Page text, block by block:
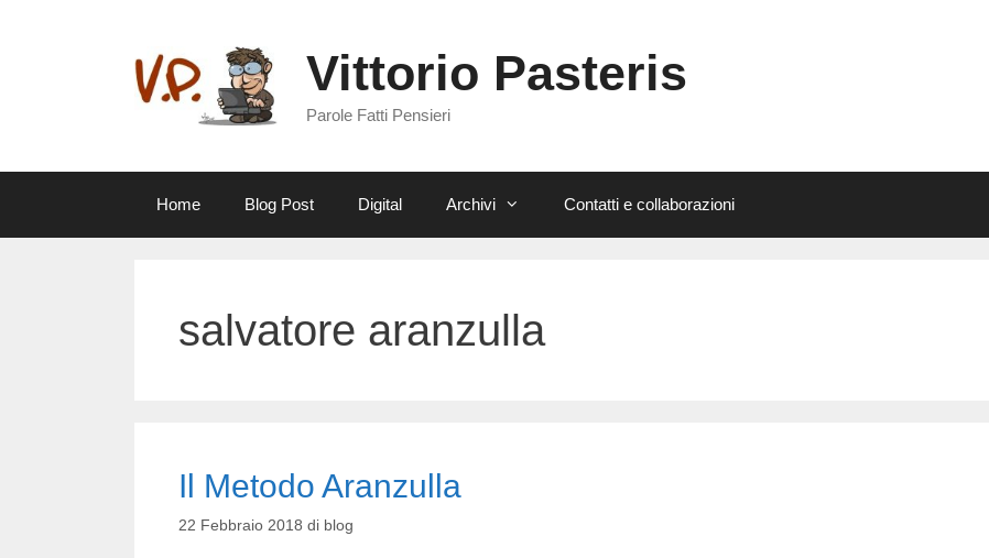
Vittorio Pasteris
Parole Fatti Pensieri
Home Blog Post Digital Archivi Contatti e collaborazioni
salvatore aranzulla
Il Metodo Aranzulla
22 Febbraio 2018 di blog